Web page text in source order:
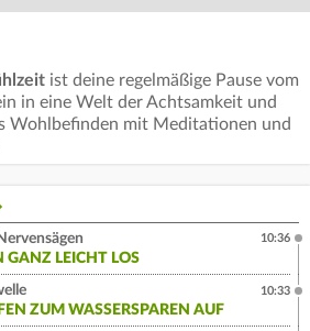
ist deine regelmäßige Pause vom
in eine Welt der Achtsamkeit und
Wohlbefinden mit Meditationen und
GANZ LEICHT LOS
10:36
ZUM WASSERSPAREN AUF
10:33